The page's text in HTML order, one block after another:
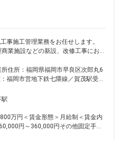
通じて現場のマネジメント力やコミ
将来的なキャリア形成にもつながり
力を入れています。 ■想定され
経験を積むことで、将来的には現場
ご自身も成長を実感できる職場で
の定める業務
事施工管理業務をお任せします。
業施設などの新設、改修工事におけ
工程管理 ◇安全管理 ◇原価管理 ◇環境
信頼を得ています。 ■当社の魅
・入社3年定着率90％・平均勤続年
ど、必要に応じた資格取得をサポー
費、授業料を会社負担するなど、サ
住所：福岡県福岡市早良区次郎丸6
福岡市営地下鉄七隈線／賀茂駅受動
更の範囲：会社の定める事業所
万円＜賃金形態＞月給制＜賃金内
円～360,000円その他固定手当/